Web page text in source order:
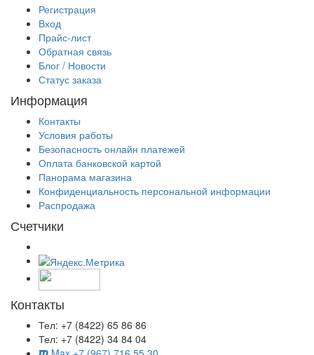
Регистрация
Вход
Прайс-лист
Обратная связь
Блог / Новости
Статус заказа
Информация
Контакты
Условия работы
Безопасность онлайн платежей
Оплата банковской картой
Панорама магазина
Конфиденциальность персональной информации
Распродажа
Счетчики
Контакты
Тел: +7 (8422) 65 86 86
Тел: +7 (8422) 34 84 04